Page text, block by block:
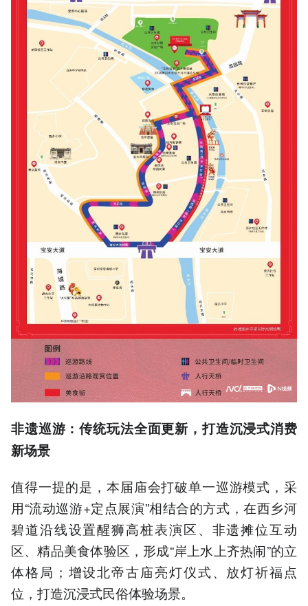
非遗巡游：传统玩法全面更新，打造沉浸式消费
新场景
值得一提的是，本届庙会打破单一巡游模式，采
用“流动巡游+定点展演”相结合的方式，在西乡河
碧道沿线设置醒狮高桩表演区、非遗摊位互动
区、精品美食体验区，形成“岸上水上齐热闹”的立
体格局；增设北帝古庙亮灯仪式、放灯祈福点
位，打造沉浸式民俗体验场景。